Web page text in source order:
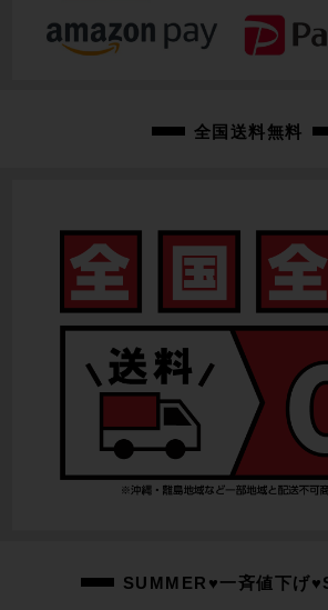
クランク
SHIMANO 105 FD-R7000
リアディレイラー
SHIMANO 105 RD-R7000 / 11速
SHIMANO 105 CS-R7000 / 11-32T
ブレーキキャリパー
SHIMANO 105 BR-R7070
全国送料無料
SUMMER♥一斉値下げ